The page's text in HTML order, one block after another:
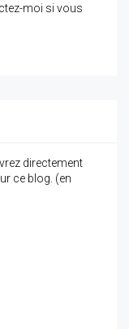
moi si vous
directement
ce blog. (en